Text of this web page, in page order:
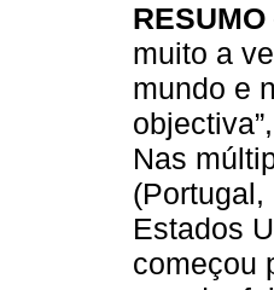
RESUMO
muito a
mundo e
Nas
Estados
começou